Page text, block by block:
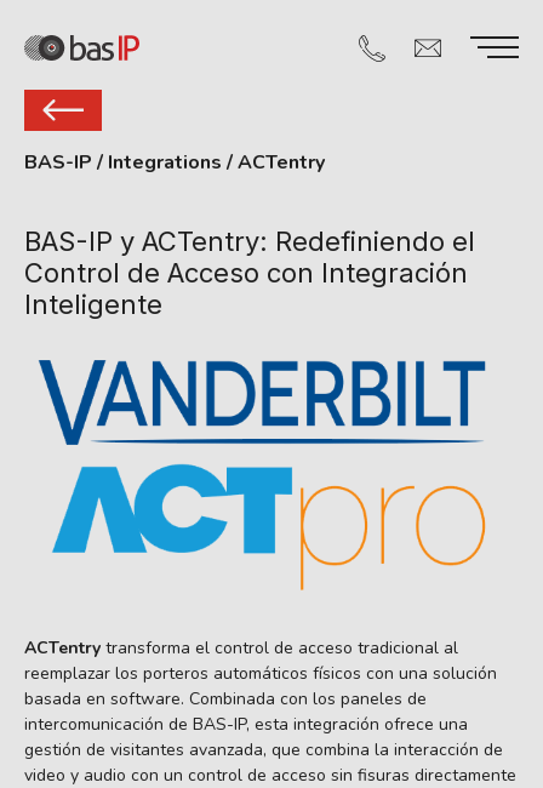
BAS-IP / Integrations /ACTentry
BAS-IP y ACTentry: Redefiniendo el
Control de Acceso con Integración
Inteligente
ACTentry transforma el control de acceso tradicional al
reemplazar los porteros automáticos físicos con una solución
basada en software. Combinada con los paneles de
intercomunicación de BAS-IP, esta integración ofrece una
gestión de visitantes avanzada, que combina la interacción de
video y audio con un control de acceso sin fisuras directamente